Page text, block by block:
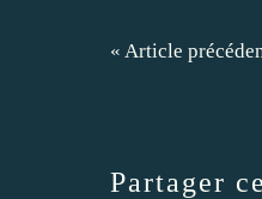
« Article
Partager